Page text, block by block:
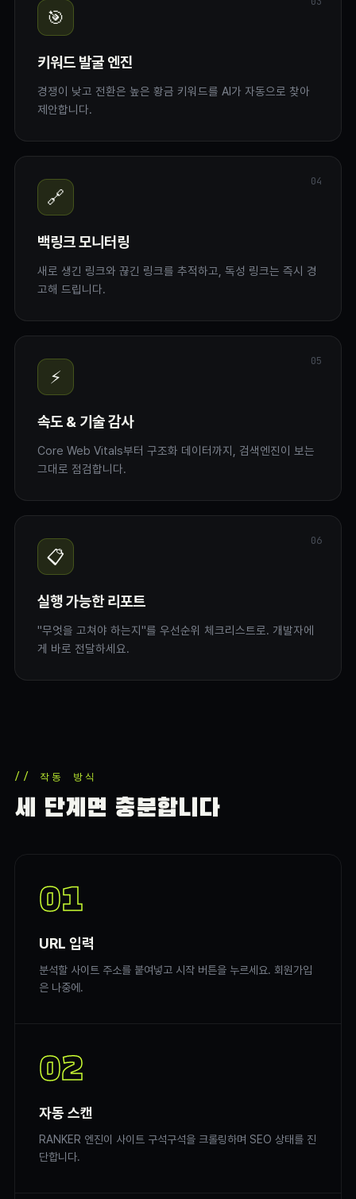
🎯
키워드 발굴 엔진
경쟁이 낮고 전환은 높은 황금 키워드를 AI가 자동으로 찾아
제안합니다.
04
🔗
백링크 모니터링
새로 생긴 링크와 끊긴 링크를 추적하고, 독성 링크는 즉시 경
고해 드립니다.
05
⚡
속도 & 기술 감사
Core Web Vitals부터 구조화 데이터까지, 검색엔진이 보는
그대로 점검합니다.
06
📋
실행 가능한 리포트
"무엇을 고쳐야 하는지"를 우선순위 체크리스트로. 개발자에
게 바로 전달하세요.
// 작동 방식
세 단계면 충분합니다
01
URL 입력
분석할 사이트 주소를 붙여넣고 시작 버튼을 누르세요. 회원가입
은 나중에.
02
자동 스캔
RANKER 엔진이 사이트 구석구석을 크롤링하며 SEO 상태를 진
단합니다.